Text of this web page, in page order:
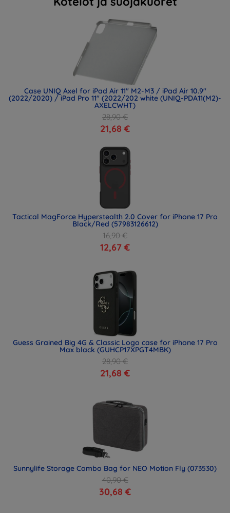
Case UNIQ Axel for iPad Air 11" M2-M3 / iPad Air 10.9"
(2022/2020) / iPad Pro 11" (2022/202 white (UNIQ-PDA11(M2)-
AXELCWHT)
28,90 €
21,68 €
Tactical MagForce Hyperstealth 2.0 Cover for iPhone 17 Pro
Black/Red (57983126612)
16,90 €
12,67 €
Guess Grained Big 4G & Classic Logo case for iPhone 17 Pro
Max black (GUHCP17XPGT4MBK)
28,90 €
21,68 €
Sunnylife Storage Combo Bag for NEO Motion Fly (073530)
40,90 €
30,68 €